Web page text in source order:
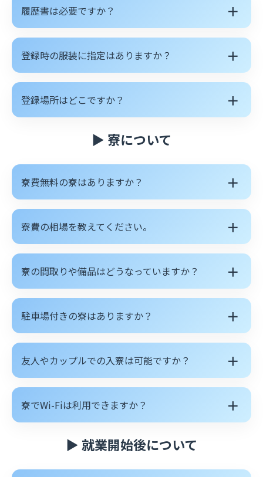
履歴書は必要ですか？ ＋
登録時の服装に指定はありますか？ ＋
登録場所はどこですか？ ＋
▶ 寮について
寮費無料の寮はありますか？ ＋
寮費の相場を教えてください。 ＋
寮の間取りや備品はどうなっていますか？ ＋
駐車場付きの寮はありますか？ ＋
友人やカップルでの入寮は可能ですか？ ＋
寮でWi-Fiは利用できますか？ ＋
▶ 就業開始後について